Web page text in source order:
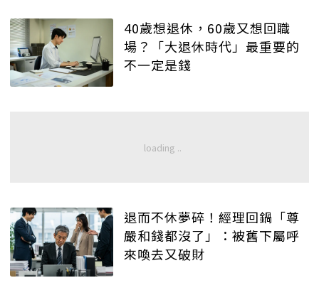
40歲想退休，60歲又想回職
場？「大退休時代」最重要的
不一定是錢
退而不休夢碎！經理回鍋「尊
嚴和錢都沒了」：被舊下屬呼
來喚去又破財